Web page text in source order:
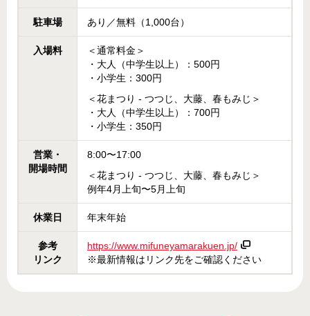
駐車場 あり／無料（1,000台）
入場料
＜通常料金＞
・大人（中学生以上）：500円
・小学生：300円
＜花まつり - つつじ、大藤、春もみじ＞
・大人（中学生以上）：700円
・小学生：350円
営業・
開場時間
8:00〜17:00
＜花まつり - つつじ、大藤、春もみじ＞
例年4月上旬〜5月上旬
休業日 年末年始
参考
リンク
https://www.mifuneyamarakuen.jp/
※最新情報はリンク先をご確認ください